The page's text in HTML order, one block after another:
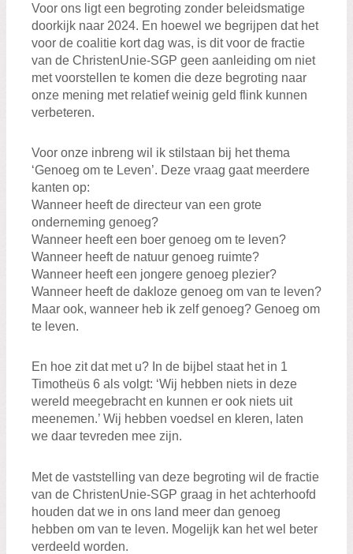
Voor ons ligt een begroting zonder beleidsmatige
doorkijk naar 2024. En hoewel we begrijpen dat het
voor de coalitie kort dag was, is dit voor de fractie
van de ChristenUnie-SGP geen aanleiding om niet
met voorstellen te komen die deze begroting naar
onze mening met relatief weinig geld flink kunnen
verbeteren.
Voor onze inbreng wil ik stilstaan bij het thema
‘Genoeg om te Leven’. Deze vraag gaat meerdere
kanten op:
Wanneer heeft de directeur van een grote
onderneming genoeg?
Wanneer heeft een boer genoeg om te leven?
Wanneer heeft de natuur genoeg ruimte?
Wanneer heeft een jongere genoeg plezier?
Wanneer heeft de dakloze genoeg om van te leven?
Maar ook, wanneer heb ik zelf genoeg? Genoeg om
te leven.
En hoe zit dat met u? In de bijbel staat het in 1
Timotheüs 6 als volgt: ‘Wij hebben niets in deze
wereld meegebracht en kunnen er ook niets uit
meenemen.’ Wij hebben voedsel en kleren, laten
we daar tevreden mee zijn.
Met de vaststelling van deze begroting wil de fractie
van de ChristenUnie-SGP graag in het achterhoofd
houden dat we in ons land meer dan genoeg
hebben om van te leven. Mogelijk kan het wel beter
verdeeld worden.